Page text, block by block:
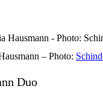
– Photo:
Duo